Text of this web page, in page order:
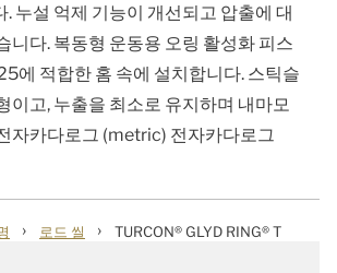
누설 억제 기능이 개선되고 압출에 대
니다. 복동형 운동용 오링 활성화 피스
에 적합한 홈 속에 설치합니다. 스틱슬
이고, 누출을 최소로 유지하며 내마모
자카다로그 (metric) 전자카다로그
› 로드 씰 › TURCON® GLYD RING® T